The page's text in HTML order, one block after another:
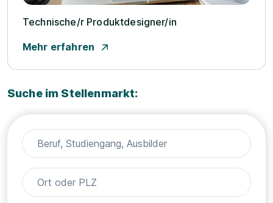
Technische/­r Produktdesigner/­in
Mehr erfahren
Suche im Stellenmarkt: